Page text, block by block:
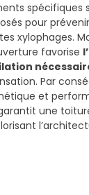
spécifiques
pour
xylophages.
favorise
Par
et
une